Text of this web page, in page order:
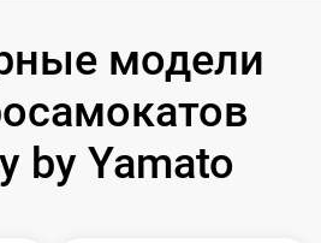
модели
by Yamato